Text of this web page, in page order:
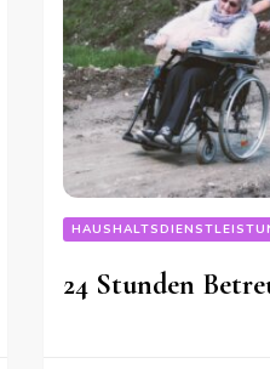
24 Stunden